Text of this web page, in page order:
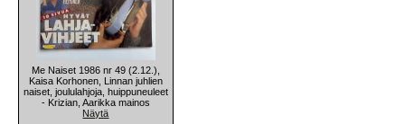
Me Naiset 1986 nr 49 (2.12.),
Kaisa Korhonen, Linnan juhlien
naiset, joululahjoja, huippuneuleet
- Krizian, Aarikka mainos
Näytä